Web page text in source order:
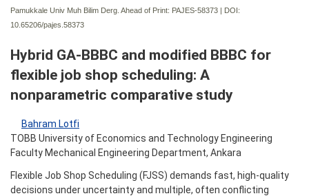
Pamukkale Univ Muh Bilim Derg. Ahead of Print: PAJES-58373 | DOI:
10.65206/pajes.58373
Hybrid GA-BBBC and modified BBBC for
flexible job shop scheduling: A
nonparametric comparative study
Bahram Lotfi
TOBB University of Economics and Technology Engineering
Faculty Mechanical Engineering Department, Ankara
Flexible Job Shop Scheduling (FJSS) demands fast, high-quality
decisions under uncertainty and multiple, often conflicting